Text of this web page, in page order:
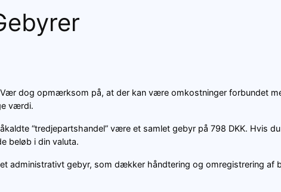
dog opmærksom på, at der kan være omkostninger forbundet
værdi.
“tredjepartshandel” være et samlet gebyr på 798 DKK. Hvis
beløb i din valuta.
administrativt gebyr, som dækker håndtering og omregistrering af